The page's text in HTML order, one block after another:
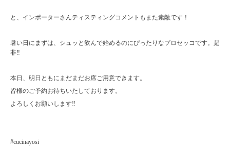
と、インポーターさんティスティングコメントもまた素敵です！
暑い日にまずは、シュッと飲んで始めるのにぴったりなプロセッコです。是
非‼️
本日、明日ともにまだまだお席ご用意できます。
皆様のご予約お待ちいたしております。
よろしくお願いします‼️
#cucinayosi